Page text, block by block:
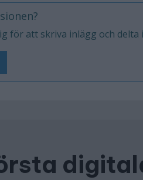
för att skriva inlägg och delta